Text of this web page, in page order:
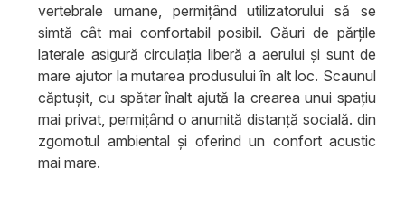
vertebrale umane, permițând utilizatorului să se
simtă cât mai confortabil posibil. Găuri de părțile
laterale asigură circulația liberă a aerului și sunt de
mare ajutor la mutarea produsului în alt loc. Scaunul
căptușit, cu spătar înalt ajută la crearea unui spațiu
mai privat, permițând o anumită distanță socială. din
zgomotul ambiental și oferind un confort acustic
mai mare.